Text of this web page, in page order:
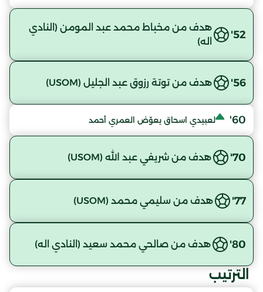
52'
هدف من مخباط محمد عبد المومن (النادي
اله)
56' هدف من توتة رزوق عبد الجليل (USOM)
60' لعبيدي اسحاق يعوّض العمري أحمد
70' هدف من شريفي عبد الله (USOM)
77' هدف من سليمي محمد (USOM)
80' هدف من صالحي محمد سعيد (النادي اله)
الترتيب